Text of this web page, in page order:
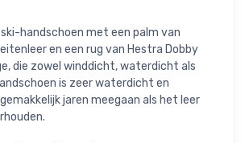
handschoen met een palm van
en een rug van Hestra Dobby
die zowel winddicht, waterdicht als
is zeer waterdicht en
jaren meegaan als het leer